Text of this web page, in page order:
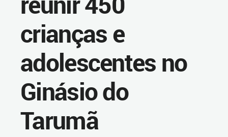
crianças e
adolescentes no
Ginásio do
Tarumã